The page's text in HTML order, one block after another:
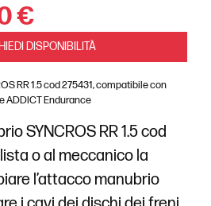
€
DISPONIBILITÀ
RR 1.5 cod 275431, compatibile con
ADDICT Endurance
SYNCROS RR 1.5 cod
o al meccanico la
l’attacco manubrio